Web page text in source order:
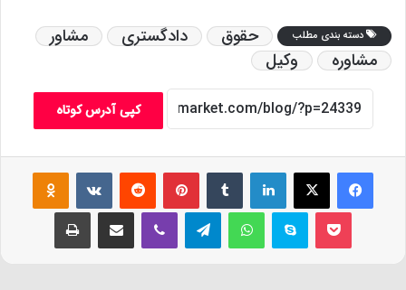
دسته بندی مطلب حقوق دادگستری
مشاور
مشاوره
وکیل
کپی آدرس کوتاه
فیس بوک X لینکدین ‫تامبلر ‫پین‌ترست‫رددیت ‫VKontakte
پاکت اسکایپ واتس آپ تلگرام وایبر اشتراک گذاری از طریق ایمیل چاپ